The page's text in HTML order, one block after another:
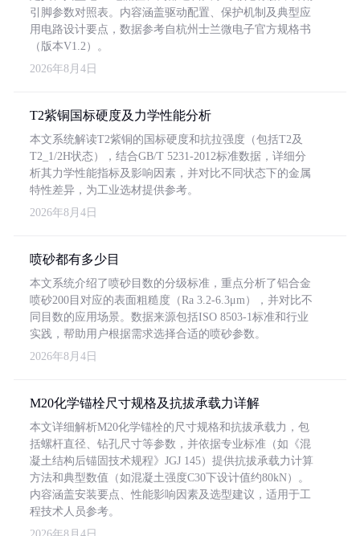
引脚参数对照表。内容涵盖驱动配置、保护机制及典型应
用电路设计要点，数据参考自杭州士兰微电子官方规格书
（版本V1.2）。
2026年8月4日
T2紫铜国标硬度及力学性能分析
本文系统解读T2紫铜的国标硬度和抗拉强度（包括T2及
T2_1/2H状态），结合GB/T 5231-2012标准数据，详细分
析其力学性能指标及影响因素，并对比不同状态下的金属
特性差异，为工业选材提供参考。
2026年8月4日
喷砂都有多少目
本文系统介绍了喷砂目数的分级标准，重点分析了铝合金
喷砂200目对应的表面粗糙度（Ra 3.2-6.3μm），并对比不
同目数的应用场景。数据来源包括ISO 8503-1标准和行业
实践，帮助用户根据需求选择合适的喷砂参数。
2026年8月4日
M20化学锚栓尺寸规格及抗拔承载力详解
本文详细解析M20化学锚栓的尺寸规格和抗拔承载力，包
括螺杆直径、钻孔尺寸等参数，并依据专业标准（如《混
凝土结构后锚固技术规程》JGJ 145）提供抗拔承载力计算
方法和典型数值（如混凝土强度C30下设计值约80kN）。
内容涵盖安装要点、性能影响因素及选型建议，适用于工
程技术人员参考。